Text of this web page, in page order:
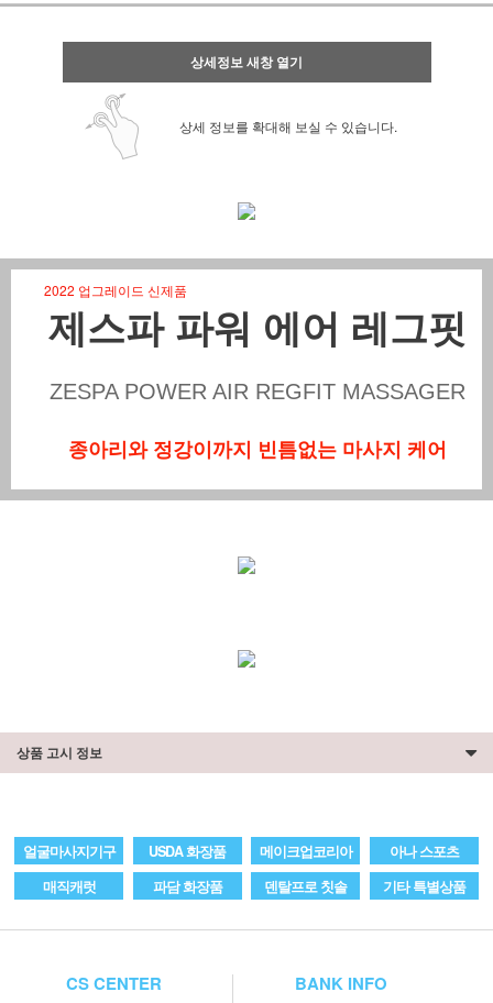
상세정보 새창 열기
상세 정보를 확대해 보실 수 있습니다.
2022 업그레이드 신제품
제스파 파워 에어 레그핏
ZESPA POWER AIR REGFIT MASSAGER
종아리와 정강이까지 빈틈없는 마사지 케어
상품 고시 정보
얼굴마사지기구 USDA 화장품 메이크업코리아
아나 스포츠
매직캐럿
파담 화장품 덴탈프로 칫솔 기타 특별상품
CS CENTER BANK INFO